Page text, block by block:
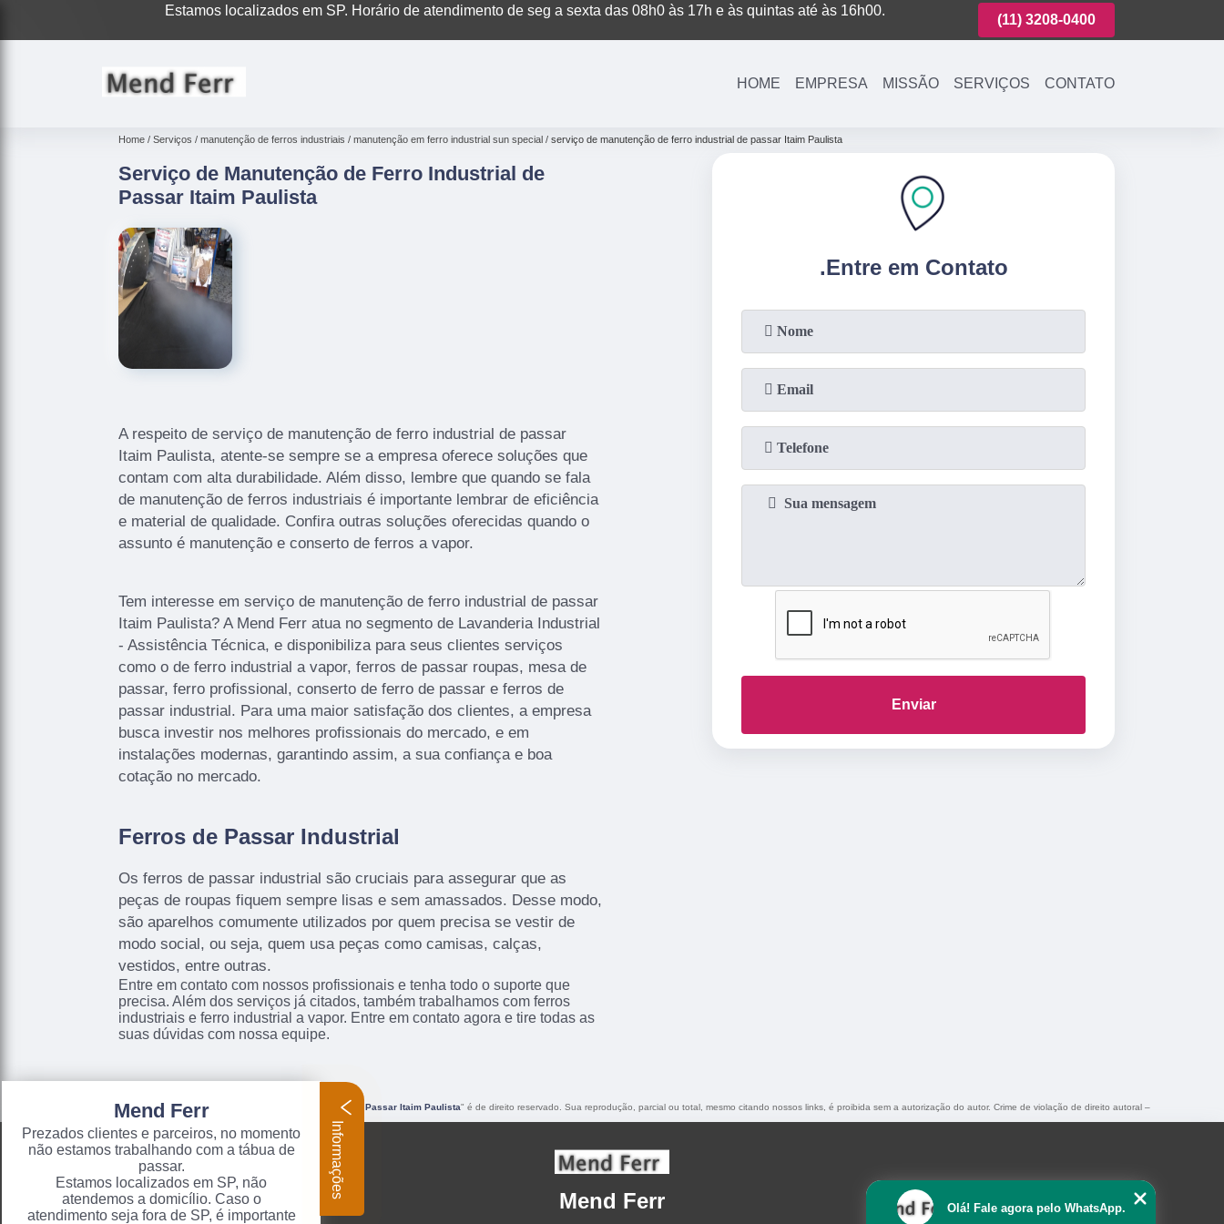
Estamos localizados em SP. Horário de atendimento de seg a sexta das 08h0 às 17h e às quintas até às 16h00.
(11)3221-7003 (11) 3208-0400 (11)3221-7003 (11) 3208-0400
HOME EMPRESA MISSÃO SERVIÇOS CONTATO
Home Serviços manutenção de ferros industriais manutenção em ferro industrial sun special serviço de manutenção de ferro industrial de passar Itaim Paulista
Serviço de Manutenção de Ferro Industrial de
Passar Itaim Paulista
A respeito de serviço de manutenção de ferro industrial de passar
Itaim Paulista, atente-se sempre se a empresa oferece soluções que
contam com alta durabilidade. Além disso, lembre que quando se fala
de manutenção de ferros industriais é importante lembrar de eficiência
e material de qualidade. Confira outras soluções oferecidas quando o
assunto é manutenção e conserto de ferros a vapor.
Tem interesse em serviço de manutenção de ferro industrial de passar
Itaim Paulista? A Mend Ferr atua no segmento de Lavanderia Industrial
- Assistência Técnica, e disponibiliza para seus clientes serviços
como o de ferro industrial a vapor, ferros de passar roupas, mesa de
passar, ferro profissional, conserto de ferro de passar e ferros de
passar industrial. Para uma maior satisfação dos clientes, a empresa
busca investir nos melhores profissionais do mercado, e em
instalações modernas, garantindo assim, a sua confiança e boa
cotação no mercado.
Ferros de Passar Industrial
Os ferros de passar industrial são cruciais para assegurar que as
peças de roupas fiquem sempre lisas e sem amassados. Desse modo,
são aparelhos comumente utilizados por quem precisa se vestir de
modo social, ou seja, quem usa peças como camisas, calças,
vestidos, entre outras.
Entre em contato com nossos profissionais e tenha todo o suporte que
precisa. Além dos serviços já citados, também trabalhamos com ferros
industriais e ferro industrial a vapor. Entre em contato agora e tire todas as
suas dúvidas com nossa equipe.
.Entre em Contato
Enviar
O conteúdo do texto "Serviço de Manutenção de Ferro Industrial de Passar Itaim Paulista" é de direito reservado. Sua reprodução, parcial ou total, mesmo citando nossos links, é proibida sem a autorização do autor. Crime de violação de direito autoral –
artigo 184 do Código Penal –Lei 9610/98 - Lei de direitos autorais .
Mend Ferr Olá! Fale agora pelo WhatsApp.
Mend Ferr
Prezados clientes e parceiros, no momento
não estamos trabalhando com a tábua de
passar.
Estamos localizados em SP, não
atendemos a domicílio. Caso o
atendimento seja fora de SP, é importante
Informações